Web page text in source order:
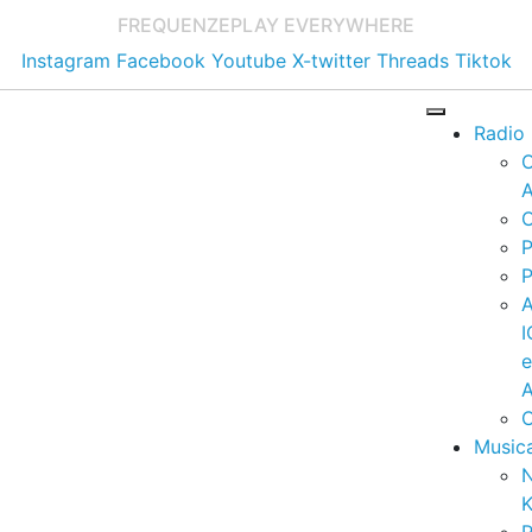
FREQUENZEPLAY EVERYWHERE
Instagram Facebook Youtube X-twitter Threads Tiktok
Radio
e